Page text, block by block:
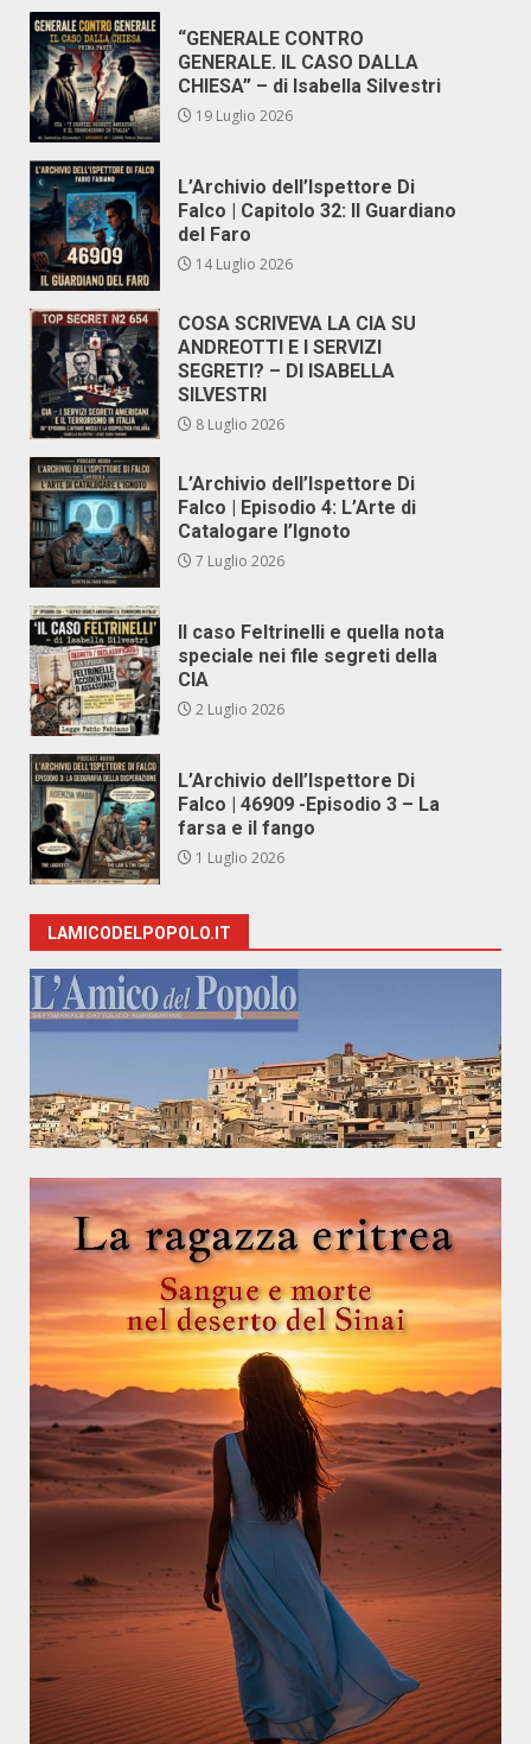
“GENERALE CONTRO
GENERALE. IL CASO DALLA
CHIESA” – di Isabella Silvestri
19 Luglio 2026
L’Archivio dell’Ispettore Di
Falco | Capitolo 32: Il Guardiano
del Faro
14 Luglio 2026
COSA SCRIVEVA LA CIA SU
ANDREOTTI E I SERVIZI
SEGRETI? – DI ISABELLA
SILVESTRI
8 Luglio 2026
L’Archivio dell’Ispettore Di
Falco | Episodio 4: L’Arte di
Catalogare l’Ignoto
7 Luglio 2026
Il caso Feltrinelli e quella nota
speciale nei file segreti della
CIA
2 Luglio 2026
L’Archivio dell’Ispettore Di
Falco | 46909 -Episodio 3 – La
farsa e il fango
1 Luglio 2026
LAMICODELPOPOLO.IT